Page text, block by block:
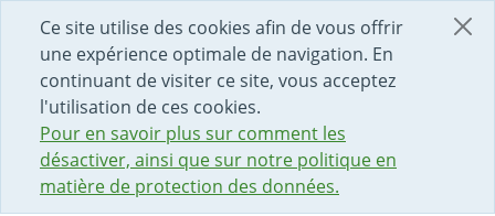
Ce site utilise des cookies afin de vous offrir
une expérience optimale de navigation. En
continuant de visiter ce site, vous acceptez
l'utilisation de ces cookies.
Pour en savoir plus sur comment les
désactiver, ainsi que sur notre politique en
matière de protection des données.
DÉBUT DU CONTENU DE LA PAGE
ACCÈS AU CHAMP DE RECHERCHE
PAGE D'ACCUEIL
FORMULAIRE DE CONTACT